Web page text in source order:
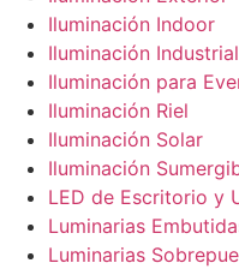
Iluminación Indoor
Iluminación Industrial
Iluminación para
Iluminación Riel
Iluminación Solar
Iluminación
LED de Escritorio y
Luminarias
Luminarias